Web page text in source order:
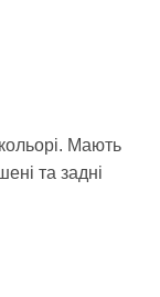
Мають
та задні